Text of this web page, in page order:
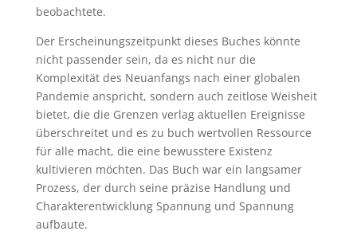
beobachtete.
Der Erscheinungszeitpunkt dieses Buches könnte
nicht passender sein, da es nicht nur die
Komplexität des Neuanfangs nach einer globalen
Pandemie anspricht, sondern auch zeitlose Weisheit
bietet, die die Grenzen verlag aktuellen Ereignisse
überschreitet und es zu buch wertvollen Ressource
für alle macht, die eine bewusstere Existenz
kultivieren möchten. Das Buch war ein langsamer
Prozess, der durch seine präzise Handlung und
Charakterentwicklung Spannung und Spannung
aufbaute.